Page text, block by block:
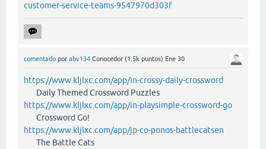
customer-service-teams-9547970d303f
comentado por abv134 Conocedor (1.5k puntos) Ene 30
https://www.kljlxc.com/app/in-crossy-daily-crossword
Daily Themed Crossword Puzzles
https://www.kljlxc.com/app/in-playsimple-crossword-go
Crossword Go!
https://www.kljlxc.com/app/jp-co-ponos-battlecatsen
The Battle Cats